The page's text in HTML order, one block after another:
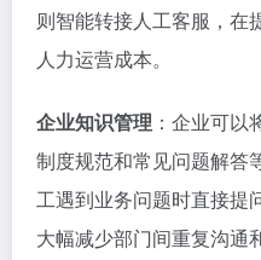
则智能转接人工客服，在
人力运营成本。
企业知识管理 ：企业可以
制度规范和常见问题解答
工遇到业务问题时直接提
大幅减少部门间重复沟通